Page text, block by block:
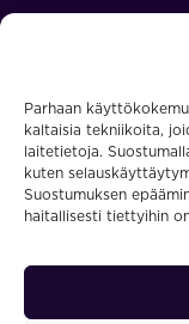
Parhaan
kaltaisia tekniikoita,
laitetietoja.
kuten
Suostumuksen
haitallisesti tiettyihin